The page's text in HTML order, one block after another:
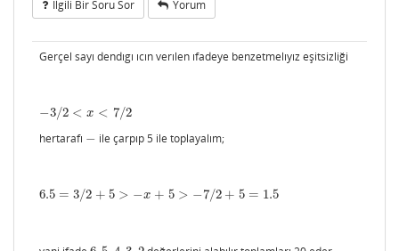
Ilgili Bir Soru Sor Yorum
Gerçel sayı dendıgı ıcın verılen ıfadeye benzetmelıyız eşitsizliği
−3/2 < x < 7/2
−3 /2< x< 7/2
hertarafı −
− ile çarpıp 5 ile toplayalım;
6.5 = 3/2 + 5 > −x + 5 > −7/2 + 5 = 1.5
6.5=3 2+ 5>−x+5 >−7/ 2+5=1.5